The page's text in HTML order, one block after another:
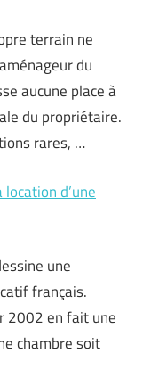
terrain ne
du
aucune place à
du propriétaire.
rares, …
d’une
une
français.
2002 en fait une
chambre soit